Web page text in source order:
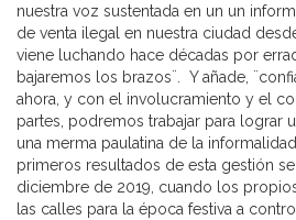
nuestra voz sustentada en un un
de venta ilegal en nuestra ciudad
viene luchando hace décadas por
bajaremos los brazos¨. Y añade,
ahora, y con el involucramiento y el
partes, podremos trabajar para lograr
una merma paulatina de la
primeros resultados de esta gestión
diciembre de 2019, cuando los
las calles para la época festiva a